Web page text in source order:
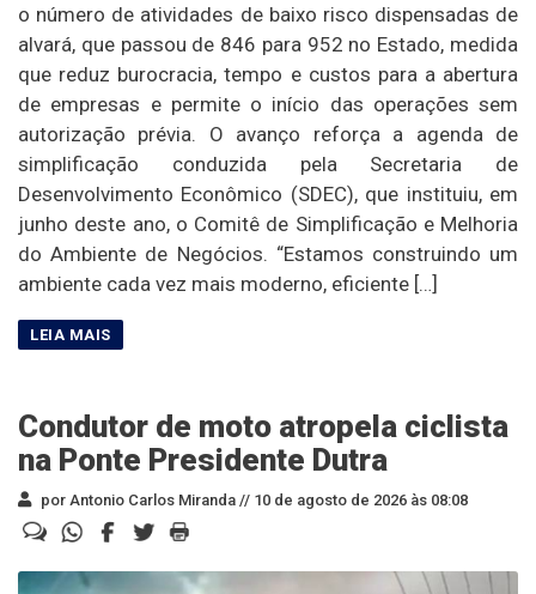
o número de atividades de baixo risco dispensadas de
alvará, que passou de 846 para 952 no Estado, medida
que reduz burocracia, tempo e custos para a abertura
de empresas e permite o início das operações sem
autorização prévia. O avanço reforça a agenda de
simplificação conduzida pela Secretaria de
Desenvolvimento Econômico (SDEC), que instituiu, em
junho deste ano, o Comitê de Simplificação e Melhoria
do Ambiente de Negócios. “Estamos construindo um
ambiente cada vez mais moderno, eficiente […]
Condutor de moto atropela ciclista
na Ponte Presidente Dutra
por Antonio Carlos Miranda // 10 de agosto de 2026 às 08:08